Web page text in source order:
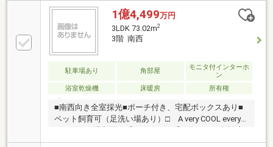
1億4,499万円
3LDK 73.02m2
3階 南西
駐車場あり 角部屋
モニタ付インターホ
ン
浴室乾燥機
床暖房 所有権
■南西向き全室採光■ポーチ付き、宅配ボックスあり■
ペット飼育可（足洗い場あり）□ A very COOL every
口をご用意しております！・金利上昇時のリスクヘッ